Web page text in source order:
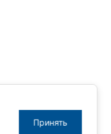
Принять